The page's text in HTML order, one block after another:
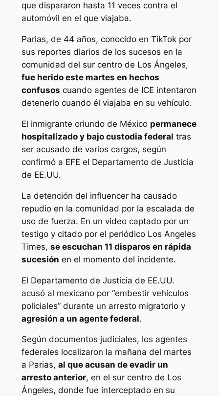
que dispararon hasta 11 veces contra el
automóvil en el que viajaba.
Parias, de 44 años, conocido en TikTok por
sus reportes diarios de los sucesos en la
comunidad del sur centro de Los Ángeles,
fue herido este martes en hechos
confusos cuando agentes de ICE intentaron
detenerlo cuando él viajaba en su vehículo.
El inmigrante oriundo de México permanece
hospitalizado y bajo custodia federal tras
ser acusado de varios cargos, según
confirmó a EFE el Departamento de Justicia
de EE.UU.
La detención del influencer ha causado
repudio en la comunidad por la escalada de
uso de fuerza. En un video captado por un
testigo y citado por el periódico Los Angeles
Times, se escuchan 11 disparos en rápida
sucesión en el momento del incidente.
El Departamento de Justicia de EE.UU.
acusó al mexicano por “embestir vehículos
policiales” durante un arresto migratorio y
agresión a un agente federal.
Según documentos judiciales, los agentes
federales localizaron la mañana del martes
a Parias, al que acusan de evadir un
arresto anterior, en el sur centro de Los
Ángeles, donde fue interceptado en su